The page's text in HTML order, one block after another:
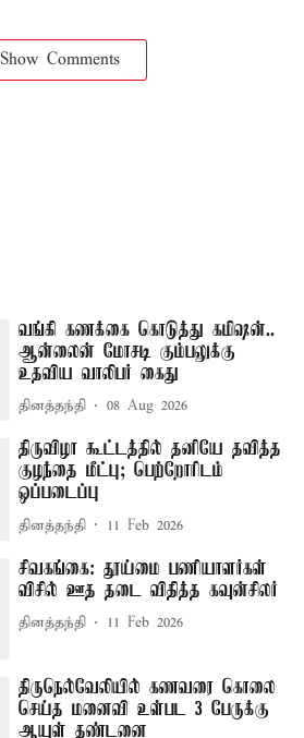
Show Comments
வங்கி கணக்கை கொடுத்து கமிஷன்..
ஆன்லைன் மோசடி கும்பலுக்கு
உதவிய வாலிபர் கைது
தினத்தந்தி 08 Aug 2026
திருவிழா கூட்டத்தில் தனியே தவித்த
குழந்தை மீட்பு; பெற்றோரிடம்
ஒப்படைப்பு
தினத்தந்தி 11 Feb 2026
சிவகங்கை: தூய்மை பணியாளர்கள்
விசில் ஊத தடை விதித்த கவுன்சிலர்
தினத்தந்தி 11 Feb 2026
திருநெல்வேலியில் கணவரை கொலை
செய்த மனைவி உள்பட 3 பேருக்கு
ஆயுள் தண்டனை